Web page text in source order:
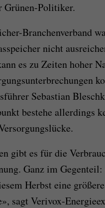
Grünen-Politiker.
Branchenverband
nicht
es zu Zeiten hoher
Sebastian
bestehe allerdings
gibt es für die
Ganz im
Herbst eine größere
sagt Verivox-